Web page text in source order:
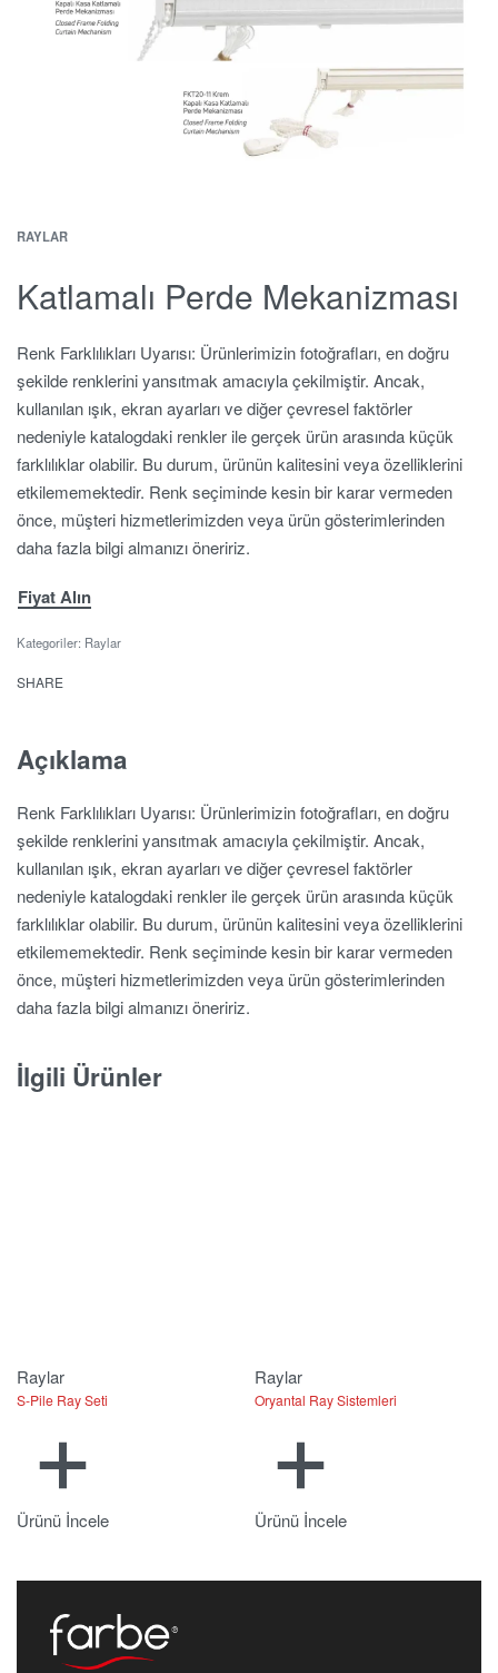
RAYLAR
Katlamalı Perde Mekanizması
Renk Farklılıkları Uyarısı: Ürünlerimizin fotoğrafları, en doğru
şekilde renklerini yansıtmak amacıyla çekilmiştir. Ancak,
kullanılan ışık, ekran ayarları ve diğer çevresel faktörler
nedeniyle katalogdaki renkler ile gerçek ürün arasında küçük
farklılıklar olabilir. Bu durum, ürünün kalitesini veya özelliklerini
etkilememektedir. Renk seçiminde kesin bir karar vermeden
önce, müşteri hizmetlerimizden veya ürün gösterimlerinden
daha fazla bilgi almanızı öneririz.
Fiyat Alın
Kategoriler: Raylar
SHARE
Açıklama
Renk Farklılıkları Uyarısı: Ürünlerimizin fotoğrafları, en doğru
şekilde renklerini yansıtmak amacıyla çekilmiştir. Ancak,
kullanılan ışık, ekran ayarları ve diğer çevresel faktörler
nedeniyle katalogdaki renkler ile gerçek ürün arasında küçük
farklılıklar olabilir. Bu durum, ürünün kalitesini veya özelliklerini
etkilememektedir. Renk seçiminde kesin bir karar vermeden
önce, müşteri hizmetlerimizden veya ürün gösterimlerinden
daha fazla bilgi almanızı öneririz.
İlgili Ürünler
Raylar
S-Pile Ray Seti
Ürünü İncele
Raylar
Oryantal Ray Sistemleri
Ürünü İncele